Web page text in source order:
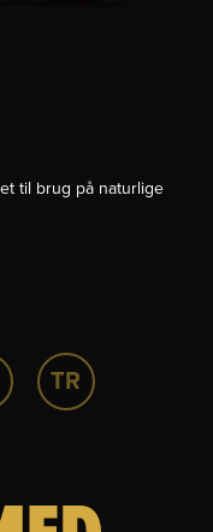
til brug på naturlige
TR